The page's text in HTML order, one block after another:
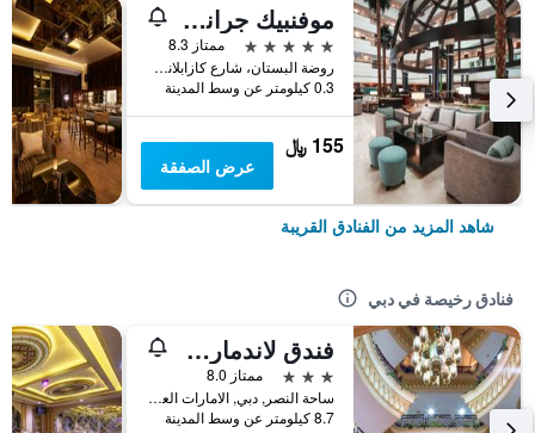
موفنبيك جراند البستان
5 نجوم
ممتاز 8.3
روضة البستان، شارع كازابلانكا, دبي, الامارات العربية المتحدة
0.3 كيلومتر عن وسط المدينة
155 ﷼
عرض الصفقة
شاهد المزيد من الفنادق القريبة
فنادق رخيصة في دبي
فندق لاندمارك بلازا
3 نجوم
ممتاز 8.0
ساحة النصر, دبي, الامارات العربية المتحدة
8.7 كيلومتر عن وسط المدينة